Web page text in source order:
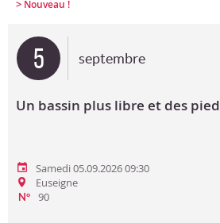
> Nouveau !
5 septembre
Un bassin plus libre et des
Samedi 05.09.2026 09:30
Euseigne
N° 90